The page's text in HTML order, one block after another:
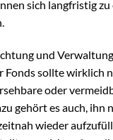
sich langfristig
und
Fonds sollte wirklich
oder
gehört es auch, ihn
wieder